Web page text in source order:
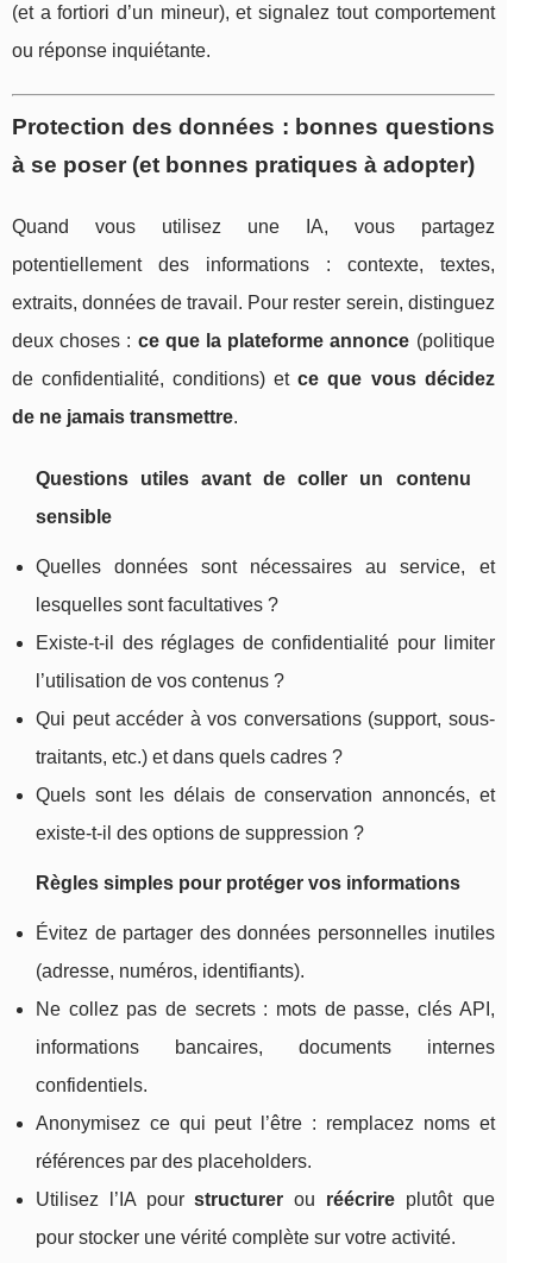
(et a fortiori d’un mineur), et signalez tout comportement
ou réponse inquiétante.
Protection des données : bonnes questions
à se poser (et bonnes pratiques à adopter)
Quand vous utilisez une IA, vous partagez
potentiellement des informations : contexte, textes,
extraits, données de travail. Pour rester serein, distinguez
deux choses : ce que la plateforme annonce (politique
de confidentialité, conditions) etce que vous décidez
de ne jamais transmettre.
Questions utiles avant de coller un contenu
sensible
Quelles données sont nécessaires au service, et
lesquelles sont facultatives ?
Existe-t-il des réglages de confidentialité pour limiter
l’utilisation de vos contenus ?
Qui peut accéder à vos conversations (support, sous-
traitants, etc.) et dans quels cadres ?
Quels sont les délais de conservation annoncés, et
existe-t-il des options de suppression ?
Règles simples pour protéger vos informations
Évitez de partager des données personnelles inutiles
(adresse, numéros, identifiants).
Ne collez pas de secrets : mots de passe, clés API,
informations bancaires, documents internes
confidentiels.
Anonymisez ce qui peut l’être : remplacez noms et
références par des placeholders.
Utilisez l’IA pourstructurer ou réécrire plutôt que
pour stocker une vérité complète sur votre activité.